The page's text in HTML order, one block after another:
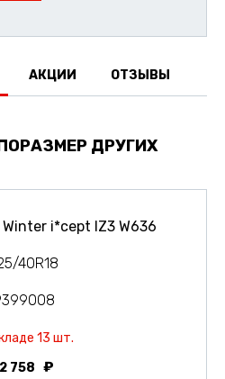
АКЦИИ ОТЗЫВЫ
ДРУГИХ
Winter i*cept IZ3 W636
40R18
13 шт.
758